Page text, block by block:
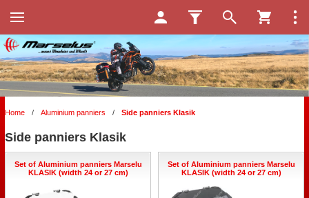
Home / Aluminium panniers / Side panniers Klasik
Side panniers Klasik
Set of Aluminium panniers Marselu
KLASIK (width 24 or 27 cm)
Set of Aluminium panniers Marselu
KLASIK (width 24 or 27 cm)